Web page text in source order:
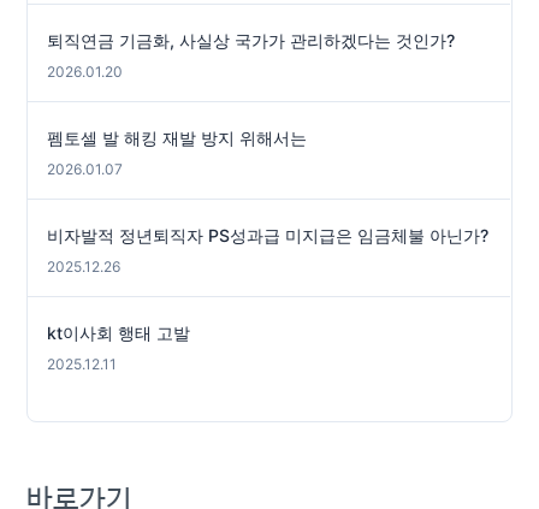
퇴직연금 기금화, 사실상 국가가 관리하겠다는 것인가?
2026.01.20
펨토셀 발 해킹 재발 방지 위해서는
2026.01.07
비자발적 정년퇴직자 PS성과급 미지급은 임금체불 아닌가?
2025.12.26
kt이사회 행태 고발
2025.12.11
바로가기